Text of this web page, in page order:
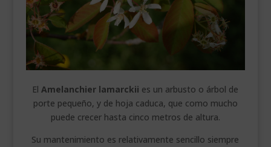
ElAmelanchier lamarckii es un arbusto o árbol de
porte pequeño, y de hoja caduca, que como mucho
puede crecer hasta cinco metros de altura.
Su mantenimiento es relativamente sencillo siempre